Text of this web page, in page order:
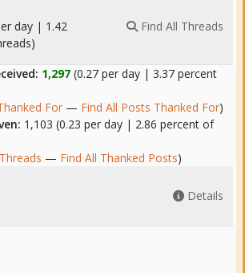
day | 1.42
Find All Threads
1,297 (0.27 per day | 3.37 percent
For — Find All Posts Thanked For)
1,103 (0.23 per day | 2.86 percent of
— Find All Thanked Posts)
Details